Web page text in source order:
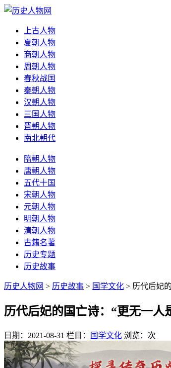
上古人物
夏朝人物
商朝人物
周朝人物
春秋战国
秦朝人物
汉朝人物
三国人物
晋朝人物
南北朝代
隋朝人物
唐朝人物
五代十国
宋朝人物
元朝人物
明朝人物
清朝人物
古籍名著
历史专题
历史故事
历史人物网 > 历史故事 > 国学文化 > 历代后妃
历代后妃的国亡诗：“更无一人
日期：2021-08-31 栏目： 国学文化 浏览： 次